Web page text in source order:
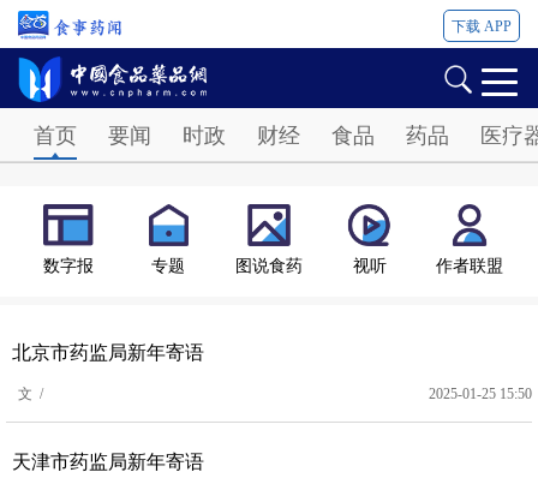
下载 APP
首页 要闻 时政 财经 食品 药品 医疗
数字报 专题 图说食药 视听 作者联盟
北京市药监局新年寄语
文 / 2025-01-25 15:50
天津市药监局新年寄语